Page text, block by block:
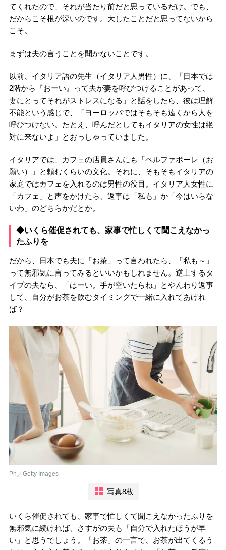
てくれたので、それが当たり前だと思っているだけ。でも、
だからこそ根が深いのです。大したことだと思ってないから
こそ。
まずは夫の言うことを聞かないことです。
以前、イタリア語の先生（イタリア人男性）に、「日本では
2階から『おーい』って夫が妻を呼びつけることがあって、
妻にとってそれがストレスになる」と話をしたら、彼は理解
不能という感じで、「ヨーロッパではそもそも遠くから人を
呼びつけない。たとえ、呼んだとしてもイタリアの女性は絶
対に来ないよ」とおっしゃっていました。
イタリアでは、カフェの店員さんにも「ペルファボーレ（お
願い）」と頼むくらいの文化。それに、そもそもイタリアの
家庭ではカフェを入れるのは男性の役目。イタリア人女性に
「カフェ」と声をかけたら、返事は「私も」か「今はいらな
いわ」のどちらかだとか。
◆いくら催促されても、家事で忙しくて聞こえなかっ
たふりを
だから、日本でも夫に「お茶」って言われたら、「私も～」
って無邪気に言ってみるといいかもしれません。逆上するタ
イプの夫なら、「はーい。手が空いたらね」とやんわり返事
して、自分がお茶を飲むタイミングで一緒に入れてあげれ
ば？
Ph／Getty Images
写真8枚
いくら催促されても、家事で忙しくて聞こえなかったふりを
無邪気に続ければ、さすがの夫も「自分で入れたほうが早
い」と思うでしょう。「お茶」の一言で、お茶が出てくるう